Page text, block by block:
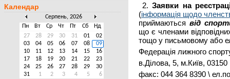
Календар
Серпень, 2026
Пн
Вт Ср Чт Пт Сб
Нд
27
28 29 30 31 01
02
03
04 05 06 07 08
09
10
11 12 13 14 15
16
17
18 19 20 21 22
23
24
25 26 27 28 29
30
31
1 2 3 4 5 6
2. Заявки на
(інформація щодо
приймаються від
що є членами
тощо у письмовому або
Федерація лижного
в.Ділова, 5, м.Київ, 03150
факс: 044 364 8390 \